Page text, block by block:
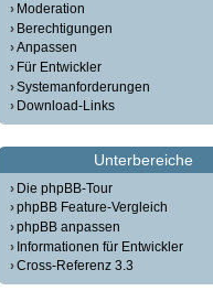
Moderation
Berechtigungen
Anpassen
Für Entwickler
Systemanforderungen
Download-Links
Unterbereiche
Die phpBB-Tour
phpBB Feature-Vergleich
phpBB anpassen
Informationen für Entwickler
Cross-Referenz 3.3